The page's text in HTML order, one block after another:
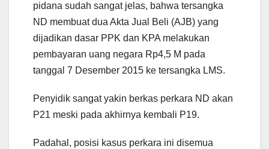
pidana sudah sangat jelas, bahwa tersangka
ND membuat dua Akta Jual Beli (AJB) yang
dijadikan dasar PPK dan KPA melakukan
pembayaran uang negara Rp4,5 M pada
tanggal 7 Desember 2015 ke tersangka LMS.
Penyidik sangat yakin berkas perkara ND akan
P21 meski pada akhirnya kembali P19.
Padahal, posisi kasus perkara ini disemua